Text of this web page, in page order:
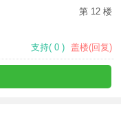
第 12 楼
支持( 0 ) 盖楼(回复)